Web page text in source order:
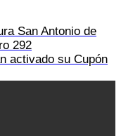
San Antonio de
292
activado su Cupón